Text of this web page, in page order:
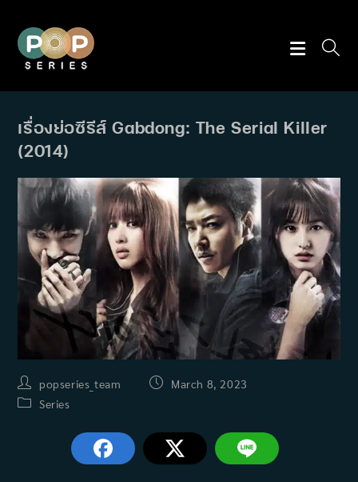
content
เรื่องย่อซีรีส์ Gabdong: The Serial Killer
(2014)
Post
author:
popseries_team
PostMarch 8, 2023
PostSeries